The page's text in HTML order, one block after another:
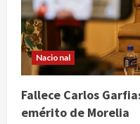
Nacional
Fallece Carlos
emérito de Morelia